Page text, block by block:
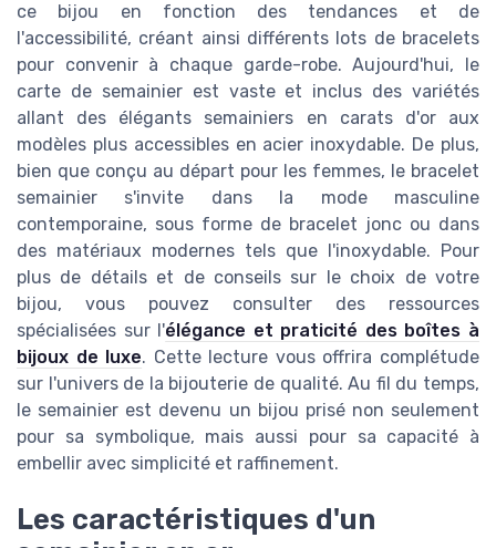
ce bijou en fonction des tendances et de
l'accessibilité, créant ainsi différents lots de bracelets
pour convenir à chaque garde-robe. Aujourd'hui, le
carte de semainier est vaste et inclus des variétés
allant des élégants semainiers en carats d'or aux
modèles plus accessibles en acier inoxydable. De plus,
bien que conçu au départ pour les femmes, le bracelet
semainier s'invite dans la mode masculine
contemporaine, sous forme de bracelet jonc ou dans
des matériaux modernes tels que l'inoxydable. Pour
plus de détails et de conseils sur le choix de votre
bijou, vous pouvez consulter des ressources
spécialisées sur l'élégance et praticité des boîtes à
bijoux de luxe. Cette lecture vous offrira complétude
sur l'univers de la bijouterie de qualité. Au fil du temps,
le semainier est devenu un bijou prisé non seulement
pour sa symbolique, mais aussi pour sa capacité à
embellir avec simplicité et raffinement.
Les caractéristiques d'un